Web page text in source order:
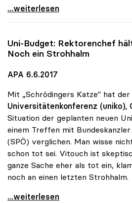
Uni-Budget: Rektoren
...weiterlesen
Uni-Budget: Rektorenchef
Noch ein Strohhalm
APA 6.6.2017
Mit „Schrödingers Katze" hat
Universitätenkonferenz (uniko),
Situation der geplanten neuen
einem Treffen mit
(SPÖ) verglichen. Man wisse
schon tot sei. Vitouch ist
ganze Sache eher als tot ein,
noch an einen letzten Strohhalm.
Uni-Budget: Rektorenchef hält
...weiterlesen